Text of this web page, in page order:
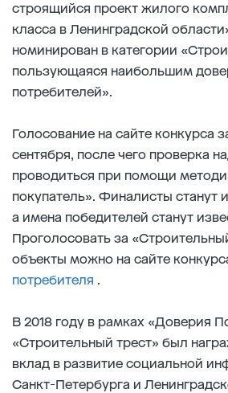
строящийся проект жилого
класса в Ленинградской
номинирован в категории
пользующаяся наибольшим
потребителей».
Голосование на сайте конкурса
сентября, после чего проверка
проводиться при помощи
покупатель». Финалисты станут
а имена победителей станут
Проголосовать за
объекты можно на сайте
потребителя .
В 2018 году в рамках «Доверия
«Строительный трест» был
вклад в развитие социальной
Санкт-Петербурга и